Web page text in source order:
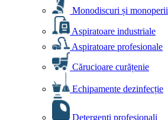
Monodiscuri și monoperii
Aspiratoare industriale
Aspiratoare profesionale
Cărucioare curățenie
Echipamente dezinfecție
Detergenți profesionali